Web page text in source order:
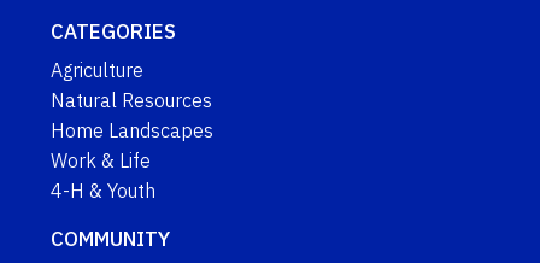
CATEGORIES
Agriculture
Natural Resources
Home Landscapes
Work & Life
4-H & Youth
COMMUNITY